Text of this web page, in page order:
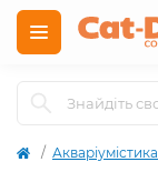
Акваріумістика